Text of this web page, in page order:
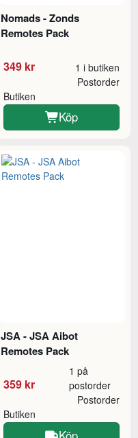
Nomads - Zonds
Remotes Pack
349 kr 1 i butiken
Butiken
Postorder
Köp
JSA - JSA Aibot
Remotes Pack
359 kr
1 på
postorder
Butiken
Postorder